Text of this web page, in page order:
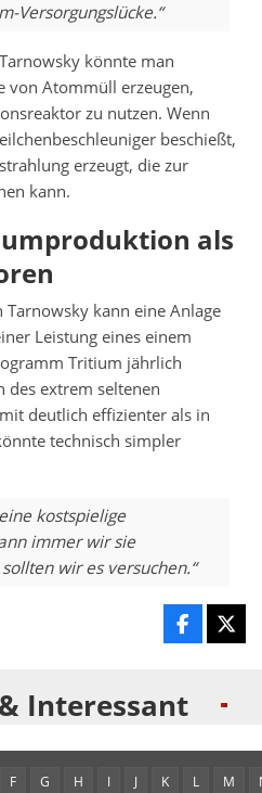
Versorgungslücke.“
könnte man
von Atommüll erzeugen,
zu nutzen. Wenn
beschießt,
erzeugt, die zur
kann.
als
kann eine Anlage
Leistung eines einem
Tritium jährlich
des extrem seltenen
deutlich effizienter als in
technisch simpler
kostspielige
immer wir sie
wir es versuchen.“
Interessant
F G H I J K L M